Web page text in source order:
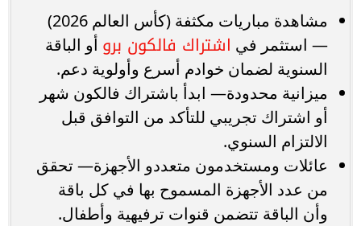
مشاهدة مباريات مكثفة (كأس العالم 2026)
— استثمر في اشتراك فالكون برو أو الباقة
السنوية لضمان خوادم أسرع وأولوية دعم.
ميزانية محدودة— ابدأ باشتراك فالكون شهر
أو اشتراك تجريبي للتأكد من التوافق قبل
الالتزام السنوي.
عائلات ومستخدمون متعددو الأجهزة— تحقق
من عدد الأجهزة المسموح بها في كل باقة
وأن الباقة تتضمن قنوات ترفيهية وأطفال.